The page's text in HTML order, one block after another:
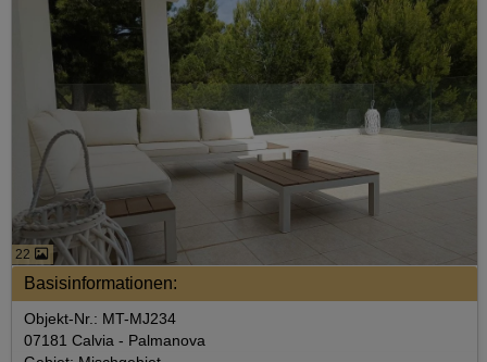
22
Basisinformationen:
Objekt-Nr.: MT-MJ234
07181 Calvia - Palmanova